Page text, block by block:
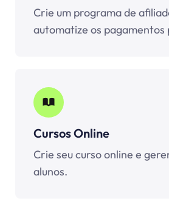
Crie um programa de
automatize os pagamentos
Cursos Online
Crie seu curso online e
alunos.